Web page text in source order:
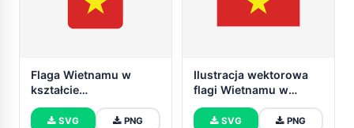
Flaga Wietnamu w
kształcie
zaokrąglonego
kwadratu
SVG PNG
Ilustracja wektorowa
flagi Wietnamu w
kształcie trójkąta
SVG PNG